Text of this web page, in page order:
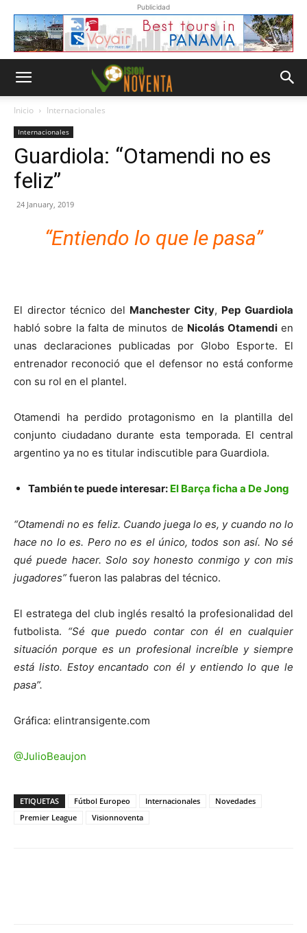
Publicidad
Inicio Internacionales
Internacionales
Guardiola: “Otamendi no es
feliz”
24 January, 2019
“Entiendo lo que le pasa”
El director técnico del Manchester City, Pep Guardiola
habló sobre la falta de minutos de Nicolás Otamendien
unas declaraciones publicadas por Globo Esporte. El
entrenador reconoció que el defensor no está conforme
con su rol en el plantel.
Otamendi ha perdido protagonismo en la plantilla del
conjunto ciudadano durante esta temporada. El central
argentino ya no es titular indiscutible para Guardiola.
También te puede interesar: El Barça ficha a De Jong
“Otamendi no es feliz. Cuando juega lo es, y cuando no lo
hace no lo es. Pero no es el único, todos son así. No sé
qué puede hacer. Solo soy honesto conmigo y con mis
jugadores” fueron las palabras del técnico.
El estratega del club inglés resaltó la profesionalidad del
futbolista. “Sé que puedo contar con él en cualquier
situación porque es un profesional increíble y siempre
está listo. Estoy encantado con él y entiendo lo que le
pasa”.
Gráfica: elintransigente.com
@JulioBeaujon
ETIQUETAS Fútbol Europeo Internacionales
Novedades
Premier League
Visionnoventa